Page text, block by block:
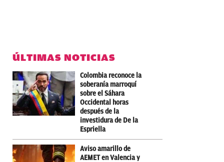
ÚLTIMAS NOTICIAS
Colombia reconoce la
soberanía marroquí
sobre el Sáhara
Occidental horas
después de la
investidura de De la
Espriella
Aviso amarillo de
AEMET en Valencia y